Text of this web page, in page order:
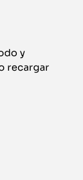
y
recargar